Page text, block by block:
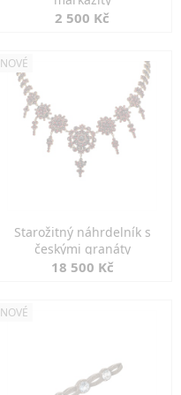
2 500 Kč
NOVÉ
Starožitný náhrdelník s
českými granáty
18 500 Kč
NOVÉ